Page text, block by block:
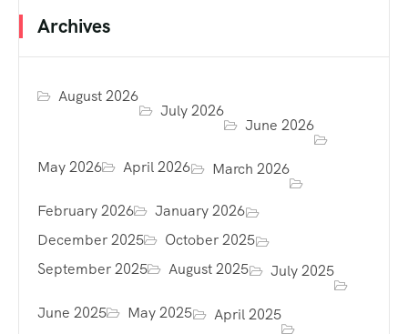
Archives
August 2026
July 2026
June 2026
May 2026 April 2026 March 2026
February 2026
January 2026
December 2025
October 2025
September 2025
August 2025 July 2025
June 2025 May 2025 April 2025